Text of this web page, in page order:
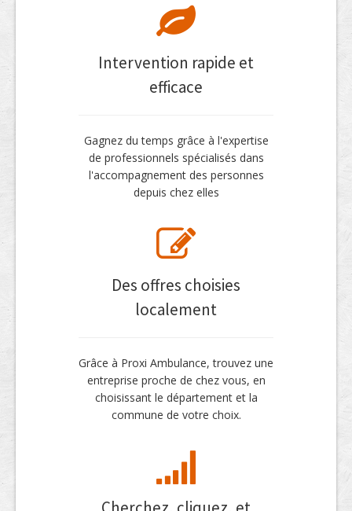
Intervention rapide et
efficace
Gagnez du temps grâce à l'expertise
de professionnels spécialisés dans
l'accompagnement des personnes
depuis chez elles
Des offres choisies
localement
Grâce à Proxi Ambulance, trouvez une
entreprise proche de chez vous, en
choisissant le département et la
commune de votre choix.